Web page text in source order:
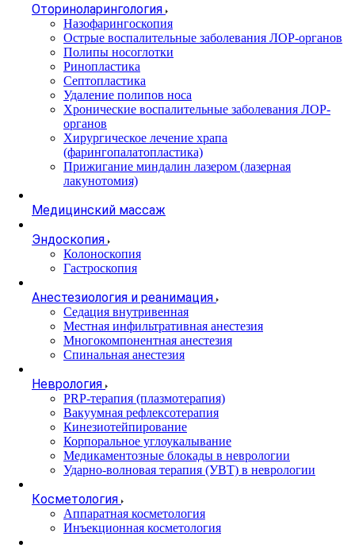
Оториноларингология
Назофарингоскопия
Острые воспалительные заболевания ЛОР-органов
Полипы носоглотки
Ринопластика
Септопластика
Удаление полипов носа
Хронические воспалительные заболевания ЛОР-
органов
Хирургическое лечение храпа
(фарингопалатопластика)
Прижигание миндалин лазером (лазерная
лакунотомия)
Медицинский массаж
Эндоскопия
Колоноскопия
Гастроскопия
Анестезиология и реанимация
Cедация внутривенная
Местная инфильтративная анестезия
Многокомпонентная анестезия
Спинальная анестезия
Неврология
PRP-терапия (плазмотерапия)
Вакуумная рефлексотерапия
Кинезиотейпирование
Корпоральное углоукалывание
Медикаментозные блокады в неврологии
Ударно-волновая терапия (УВТ) в неврологии
Косметология
Аппаратная косметология
Инъекционная косметология